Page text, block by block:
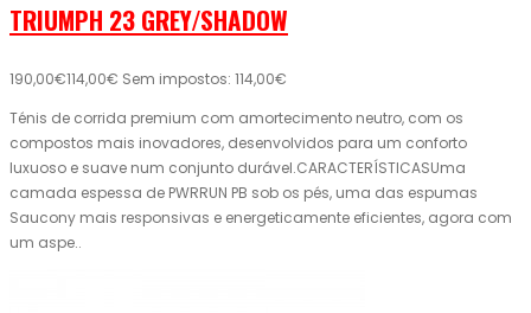
TRIUMPH 23 GREY/SHADOW
190,00€114,00€ Sem impostos: 114,00€
Ténis de corrida premium com amortecimento neutro, com os
compostos mais inovadores, desenvolvidos para um conforto
luxuoso e suave num conjunto durável.CARACTERÍSTICASUma
camada espessa de PWRRUN PB sob os pés, uma das espumas
Saucony mais responsivas e energeticamente eficientes, agora com
um aspe..